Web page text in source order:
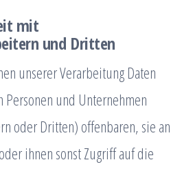
mit
und Dritten
unserer Verarbeitung Daten
Personen und Unternehmen
oder Dritten) offenbaren, sie an
ihnen sonst Zugriff auf die